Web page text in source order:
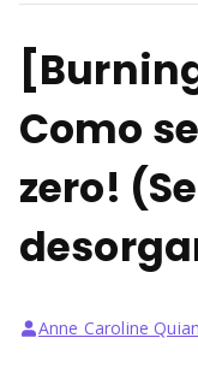
Como
zero!
Anne Caroline